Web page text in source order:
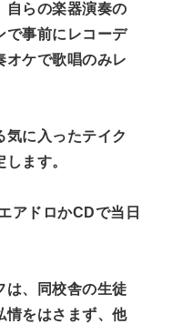
自らの楽器演奏の
で事前にレコーデ
オケで歌唱のみレ
気に入ったテイク
ます。
アドロかCDで当日
は、同校舎の生徒
情をはさまず、他